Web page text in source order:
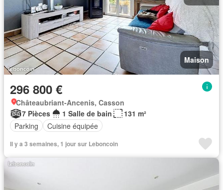
Maison
296 800 €
Châteaubriant-Ancenis, Casson
7 Pièces
1 Salle de bain
131 m²
Parking
Cuisine équipée
Il y a 3 semaines, 1 jour sur Leboncoin